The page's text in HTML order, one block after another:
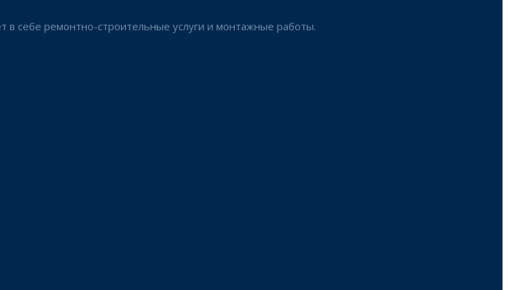
в себе ремонтно-строительные услуги и монтажные работы.